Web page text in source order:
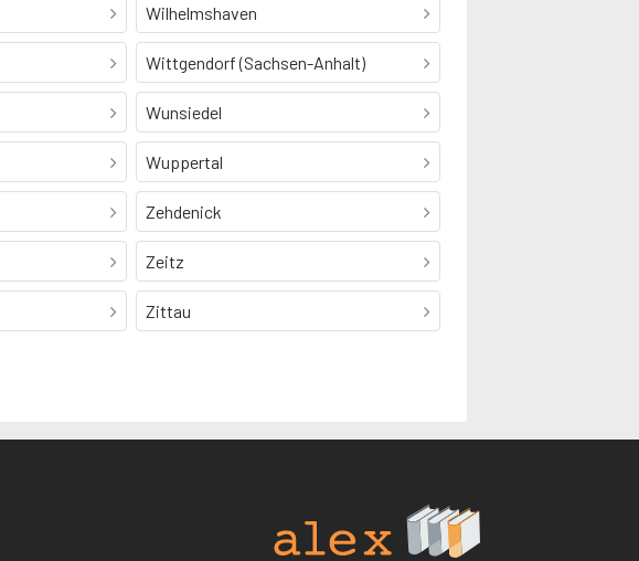
Wilhelmshaven
Wittgendorf (Sachsen-Anhalt)
Wunsiedel
Wuppertal
Zehdenick
Zeitz
Zittau